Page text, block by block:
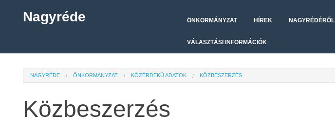
Nagyréde ÖNKORMÁNYZAT HÍREK NAGYRÉDÉRŐL
VÁLASZTÁSI INFORMÁCIÓK
NAGYRÉDE ÖNKORMÁNYZAT KÖZÉRDEKŰ ADATOK KÖZBESZERZÉS
Közbeszerzés